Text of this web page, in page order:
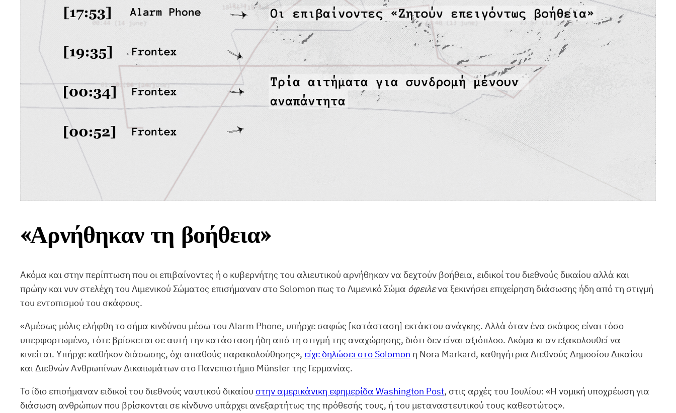
«Αρνήθηκαν τη βοήθεια»
Ακόμα και στην περίπτωση που οι επιβαίνοντες ή ο κυβερνήτης του αλιευτικού αρνήθηκαν να δεχτούν βοήθεια, ειδικοί του διεθνούς δικαίου αλλά και
πρώην και νυν στελέχη του Λιμενικού Σώματος επισήμαναν στο Solomon πως το Λιμενικό Σώμα όφειλενα ξεκινήσει επιχείρηση διάσωσης ήδη από τη στιγμή
του εντοπισμού του σκάφους.
«Αμέσως μόλις ελήφθη το σήμα κινδύνου μέσω του Alarm Phone, υπήρχε σαφώς [κατάσταση] εκτάκτου ανάγκης. Αλλά όταν ένα σκάφος είναι τόσο
υπερφορτωμένο, τότε βρίσκεται σε αυτή την κατάσταση ήδη από τη στιγμή της αναχώρησης, διότι δεν είναι αξιόπλοο. Ακόμα κι αν εξακολουθεί να
κινείται. Υπήρχε καθήκον διάσωσης, όχι απαθούς παρακολούθησης», είχε δηλώσει στο Solomon η Nora Markard, καθηγήτρια Διεθνούς Δημοσίου Δικαίου
και Διεθνών Ανθρωπίνων Δικαιωμάτων στο Πανεπιστήμιο Münster της Γερμανίας.
Το ίδιο επισήμαναν ειδικοί του διεθνούς ναυτικού δικαίου στην αμερικάνικη εφημερίδα Washington Post, στις αρχές του Ιουλίου: «Η νομική υποχρέωση για
διάσωση ανθρώπων που βρίσκονται σε κίνδυνο υπάρχει ανεξαρτήτως της πρόθεσής τους, ή του μεταναστευτικού τους καθεστώτος».